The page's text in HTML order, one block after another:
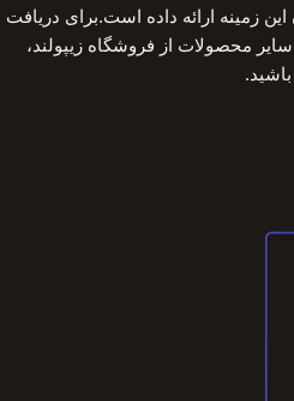
زمینه ارائه داده است.برای دریافت
محصولات از فروشگاه زیپولند،